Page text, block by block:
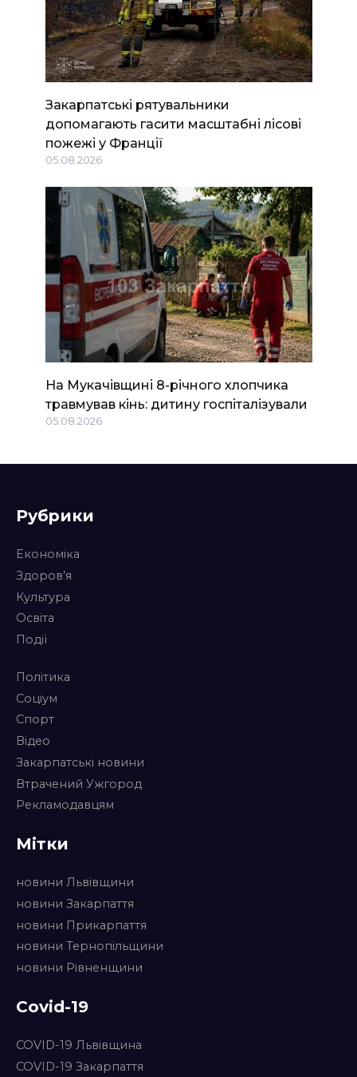
Закарпатські рятувальники
допомагають гасити масштабні лісові
пожежі у Франції
05.08.2026
На Мукачівщині 8-річного хлопчика
травмував кінь: дитину госпіталізували
05.08.2026
Рубрики
Економіка
Здоров’я
Культура
Освіта
Події
Політика
Соціум
Спорт
Відео
Закарпатські новини
Втрачений Ужгород
Рекламодавцям
Мітки
новини Львівщини
новини Закарпаття
новини Прикарпаття
новини Тернопільщини
новини Рівненщини
Covid-19
COVID-19 Львівщина
COVID-19 Закарпаття